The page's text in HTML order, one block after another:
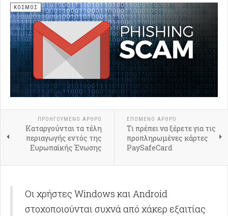
ΚΟΣΜΟΣ
ΠΡΟΗΓΟΎΜΕΝΟ ΑΡΘΡΟ
Καταργούνται τα τέλη
περιαγωγής εντός της
Ευρωπαϊκής Ένωσης
ΕΠΟΜΕΝΟ ΑΡΘΡΟ
Τι πρέπει να ξέρετε για τις
προπληρωμένες κάρτες
PaySafeCard
Οι χρήστες Windows και Android
στοχοποιούνται συχνά από χάκερ εξαιτίας